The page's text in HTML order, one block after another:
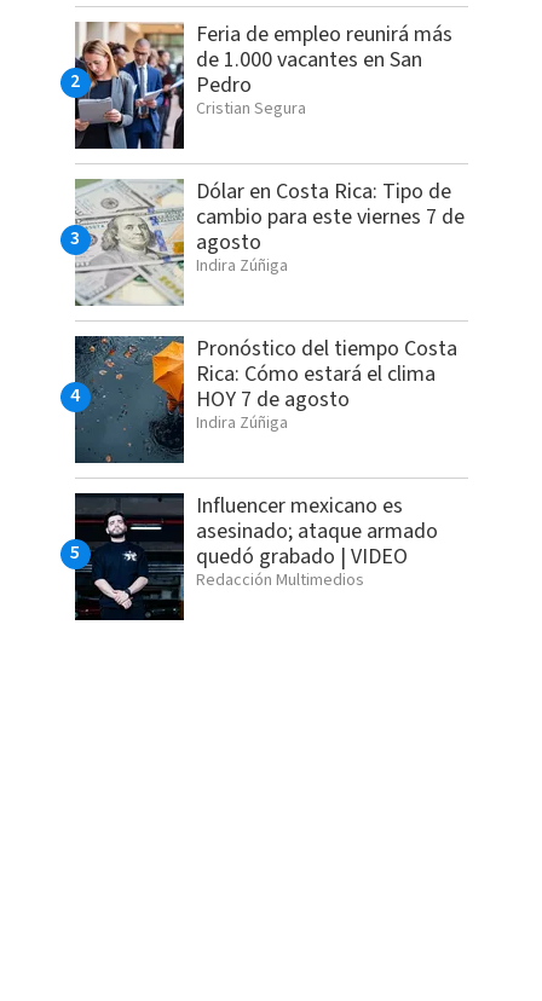
Feria de empleo reunirá más
de 1.000 vacantes en San
Pedro
Cristian Segura
Dólar en Costa Rica: Tipo de
cambio para este viernes 7 de
agosto
Indira Zúñiga
Pronóstico del tiempo Costa
Rica: Cómo estará el clima
HOY 7 de agosto
Indira Zúñiga
Influencer mexicano es
asesinado; ataque armado
quedó grabado | VIDEO
Redacción Multimedios